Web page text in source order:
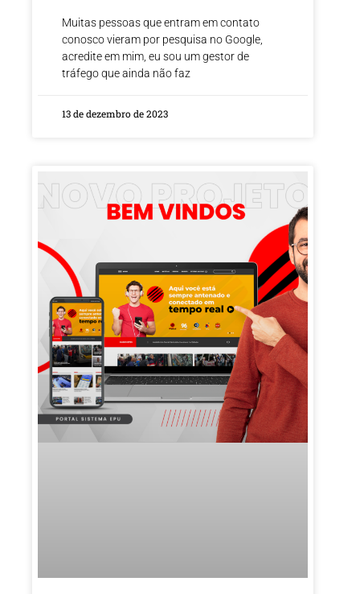
Muitas pessoas que entram em contato
conosco vieram por pesquisa no Google,
acredite em mim, eu sou um gestor de
tráfego que ainda não faz
13 de dezembro de 2023